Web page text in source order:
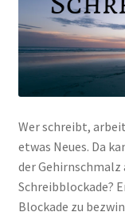
Wer schreibt,
etwas Neues. Da
der Gehirnschmalz
Schreibblockade?
Blockade zu